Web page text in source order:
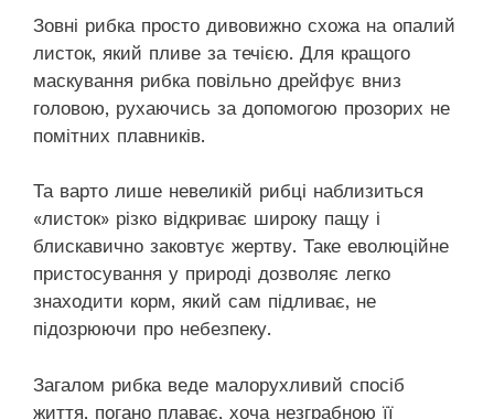
Зовні рибка просто дивовижно схожа на опалий
листок, який пливе за течією. Для кращого
маскування рибка повільно дрейфує вниз
головою, рухаючись за допомогою прозорих не
помітних плавників.
Та варто лише невеликій рибці наблизиться
«листок» різко відкриває широку пащу і
блискавично заковтує жертву. Таке еволюційне
пристосування у природі дозволяє легко
знаходити корм, який сам підливає, не
підозрюючи про небезпеку.
Загалом рибка веде малорухливий спосіб
життя, погано плаває, хоча незграбною її